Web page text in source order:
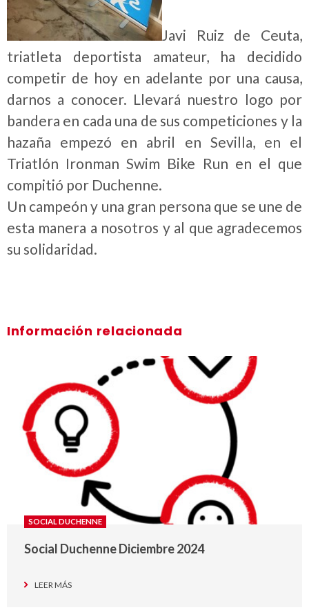
Javi Ruiz de Ceuta,
triatleta deportista amateur, ha decidido
competir de hoy en adelante por una causa,
darnos a conocer. Llevará nuestro logo por
bandera en cada una de sus competiciones y la
hazaña empezó en abril en Sevilla, en el
Triatlón Ironman Swim Bike Run en el que
compitió por Duchenne.
Un campeón y una gran persona que se une de
esta manera a nosotros y al que agradecemos
su solidaridad.
Información relacionada
SOCIAL DUCHENNE
Social Duchenne Diciembre 2024
LEER MÁS